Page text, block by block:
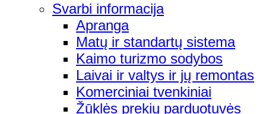
Svarbi informacija
Apranga
Matų ir standartų sistema
Kaimo turizmo sodybos
Laivai ir valtys ir jų remontas
Komerciniai tvenkiniai
Žūklės prekių parduotuvės